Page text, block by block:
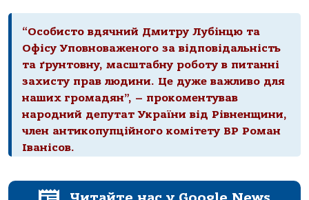
“Особисто вдячний Дмитру Лубінцю та
Офісу Уповноваженого за відповідальність
та ґрунтовну, масштабну роботу в питанні
захисту прав людини. Це дуже важливо для
наших громадян”, – прокоментував
народний депутат України від Рівненщини,
член антикопупційного комітету ВР Роман
Іванісов.